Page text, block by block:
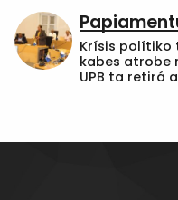
Krísis polítiko
kabes atrobe
UPB ta retirá